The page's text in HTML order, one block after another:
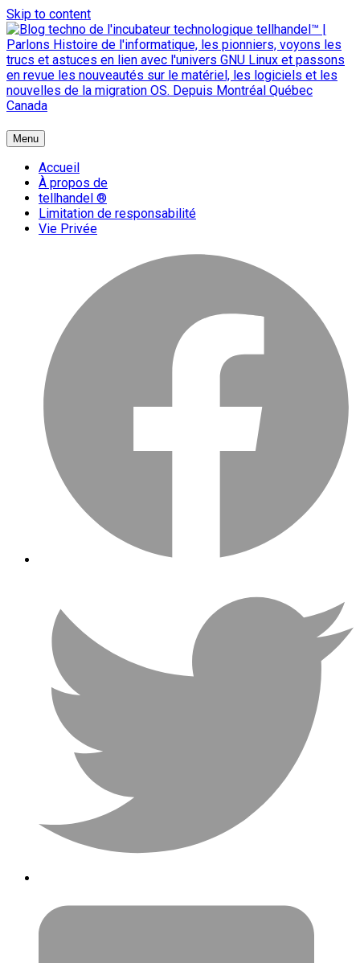
Skip to content
{ + }
blog technologique du hub | migration GNU Linux
Menu
Accueil
À propos de
tellhandel ®
Limitation de responsabilité
Vie Privée